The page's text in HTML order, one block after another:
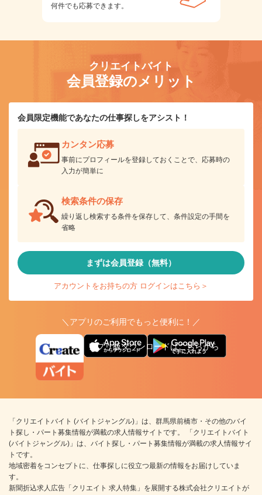
何件でも応募できます。
クリエイトバイト
会員登録のメリット
会員限定機能であなたの仕事探しをアシスト！
カンタン応募
事前にプロフィールを登録しておくことで、応募時の
入力が簡単に
検索条件の保存
繰り返し検索する条件を保存して、条件設定の手間を
省略
まずは会員登録（無料）
アカウントをお持ちの方 ログインはこちら＞
＼アプリのご利用でもっと便利に！／
アプリ版ダウンロードはこちらから
「クリエイトバイト (バイトジャングル)」は、群馬県前橋市・その他のバイ
ト探し・パート募集情報が満載の求人情報サイトです。 「クリエイトバイト
(バイトジャングル)」は、バイト探し・パート募集情報が満載の求人情報サイ
トです。
地域密着をコンセプトに、仕事探しに役立つ最新の情報をお届けしていま
す。
新聞折込求人広告「クリエイト 求人特集」を展開する株式会社クリエイトが